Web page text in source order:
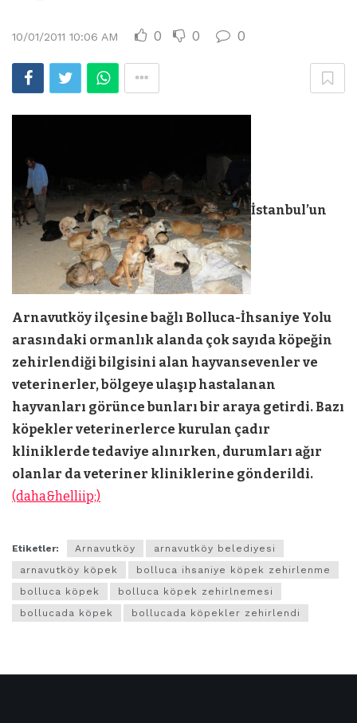
10/01/2011 10:06 AM 0 0 0
İstanbul’un
Arnavutköy ilçesine bağlı Bolluca-İhsaniye Yolu
arasındaki ormanlık alanda çok sayıda köpeğin
zehirlendiği bilgisini alan hayvansevenler ve
veterinerler, bölgeye ulaşıp hastalanan
hayvanları görünce bunları bir araya getirdi. Bazı
köpekler veterinerlerce kurulan çadır
kliniklerde tedaviye alınırken, durumları ağır
olanlar da veteriner kliniklerine gönderildi.
(daha&helliip;)
Etiketler: Arnavutköy
arnavutköy belediyesi
arnavutköy köpek
bolluca ihsaniye köpek zehirlenme
bolluca köpek
bolluca köpek zehirlnemesi
bollucada köpek
bollucada köpekler zehirlendi